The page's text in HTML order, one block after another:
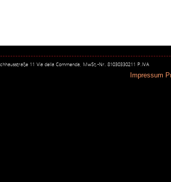
11 Via della Commenda, MwSt.-Nr. 81030330211 P.IVA
Impressum